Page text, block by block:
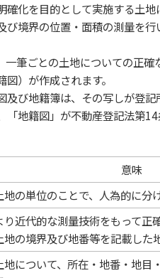
確化を目的として実施する土
境界の位置・面積の測量を行
一筆ごとの土地についての正
）が作成されます。
及び地籍簿は、その写しが登
「地籍図」が不動産登記法第14
意味
の単位のことで、人為的に分
近代的な測量技術をもって正
地の境界及び地番等を記載した
地について、所在・地番・地目